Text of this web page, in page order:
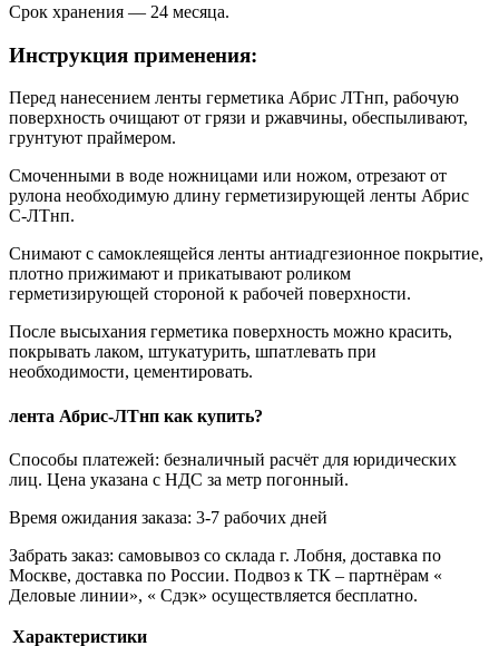
Срок хранения — 24 месяца.
Инструкция применения:
Перед нанесением ленты герметика Абрис ЛТнп, рабочую
поверхность очищают от грязи и ржавчины, обеспыливают,
грунтуют праймером.
Смоченными в воде ножницами или ножом, отрезают от
рулона необходимую длину герметизирующей ленты Абрис
С-ЛТнп.
Снимают с самоклеящейся ленты антиадгезионное покрытие,
плотно прижимают и прикатывают роликом
герметизирующей стороной к рабочей поверхности.
После высыхания герметика поверхность можно красить,
покрывать лаком, штукатурить, шпатлевать при
необходимости, цементировать.
лента Абрис-ЛТнп как купить?
Способы платежей: безналичный расчёт для юридических
лиц. Цена указана с НДС за метр погонный.
Время ожидания заказа: 3-7 рабочих дней
Забрать заказ: самовывоз со склада г. Лобня, доставка по
Москве, доставка по России. Подвоз к ТК – партнёрам «
Деловые линии», « Сдэк» осуществляется бесплатно.
Характеристики